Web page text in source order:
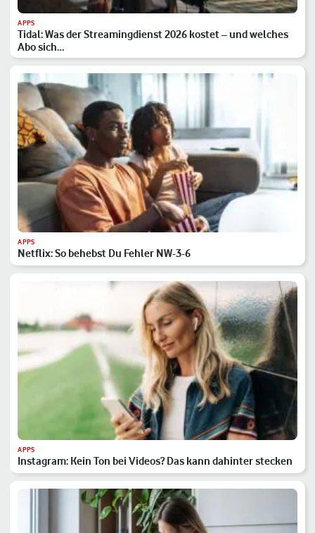
APPS
Tidal: Was der Streamingdienst 2026 kostet – und welches
Abo sich…
APPS
Netflix: So behebst Du Fehler NW-3-6
APPS
Instagram: Kein Ton bei Videos? Das kann dahinter stecken